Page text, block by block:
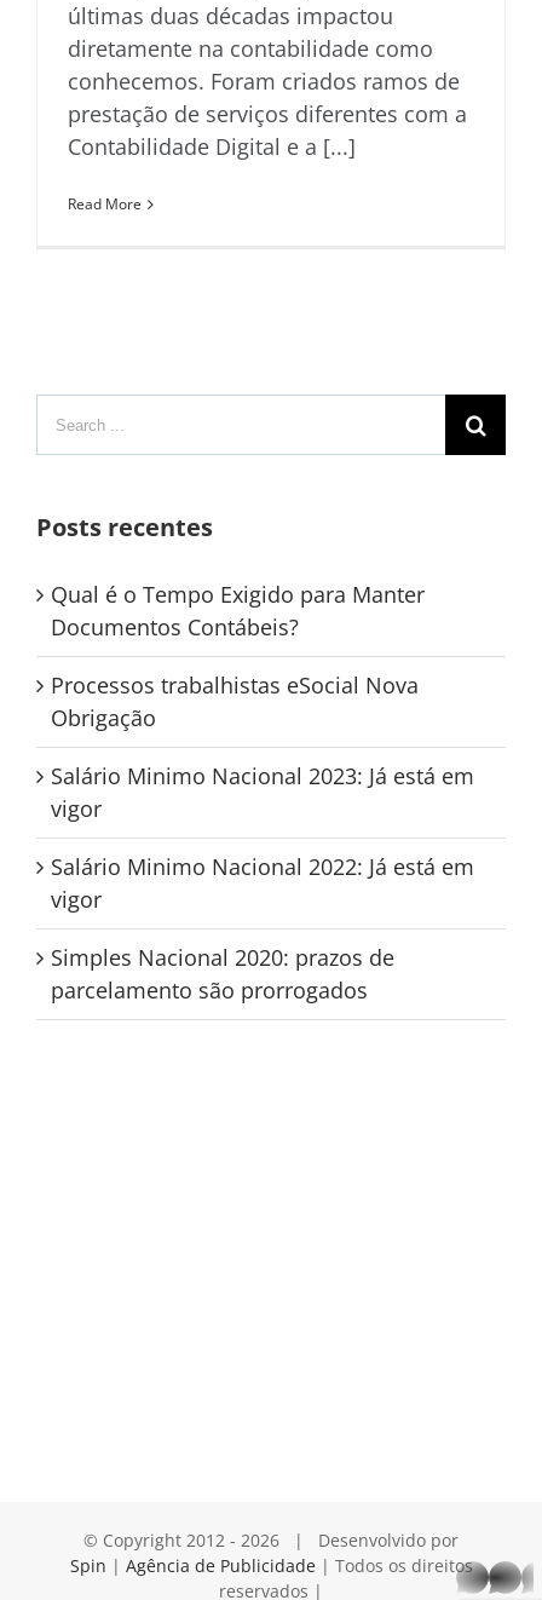
últimas duas décadas impactou
diretamente na contabilidade como
conhecemos. Foram criados ramos de
prestação de serviços diferentes com a
Contabilidade Digital e a [...]
Read More
Posts recentes
Qual é o Tempo Exigido para Manter
Documentos Contábeis?
Processos trabalhistas eSocial Nova
Obrigação
Salário Minimo Nacional 2023: Já está em
vigor
Salário Minimo Nacional 2022: Já está em
vigor
Simples Nacional 2020: prazos de
parcelamento são prorrogados
© Copyright 2012 - 2026 | Desenvolvido por
Spin | Agência de Publicidade| Todos os direitos
reservados |